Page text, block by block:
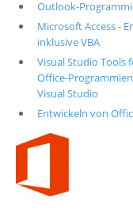
Outlook-
Microsoft Access -
inklusive VBA
Visual Studio Tools
Office-
Visual Studio
Entwickeln von